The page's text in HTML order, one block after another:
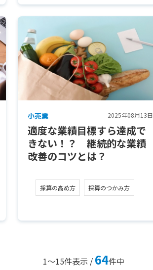
小売業 2025年08月13日
適度な業績目標すら達成で
きない！？ 継続的な業績
改善のコツとは？
採算の高め方 採算のつかみ方
1～15件表示 / 64件中